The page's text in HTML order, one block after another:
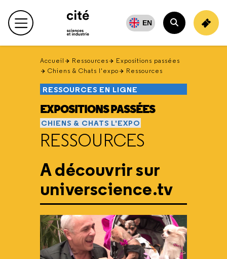
en
haut Menu principal EN
Rechercher
Accueil Ressources
Expositions passées
Chiens & Chats l'expo
Ressources
RESSOURCES EN LIGNE
EXPOSITIONS PASSÉES
CHIENS & CHATS L'EXPO
RESSOURCES
A découvrir sur
universcience.tv